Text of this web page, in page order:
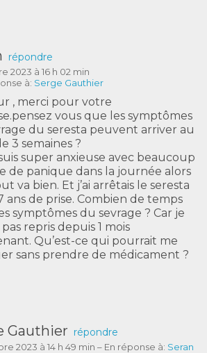
répondre
2023 à 16 h 02 min
à: Serge Gauthier
, merci pour votre
vous que les symptômes
du seresta peuvent arriver au
3 semaines ?
super anxieuse avec beaucoup
de panique dans la journée alors
va bien. Et j’ai arrêtais le seresta
ans de prise. Combien de temps
symptômes du sevrage ? Car je
pas repris depuis 1 mois
Qu’est-ce qui pourrait me
sans prendre de médicament ?
Gauthier répondre
2023 à 14 h 49 min – En réponse à: Seran